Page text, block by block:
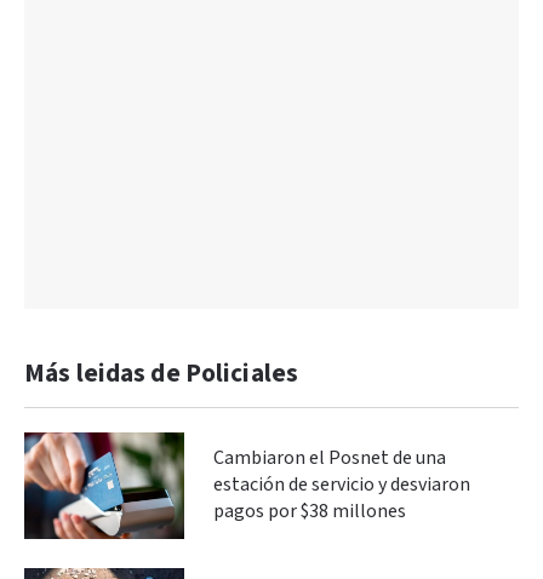
Más leidas de Policiales
Cambiaron el Posnet de una
estación de servicio y desviaron
pagos por $38 millones